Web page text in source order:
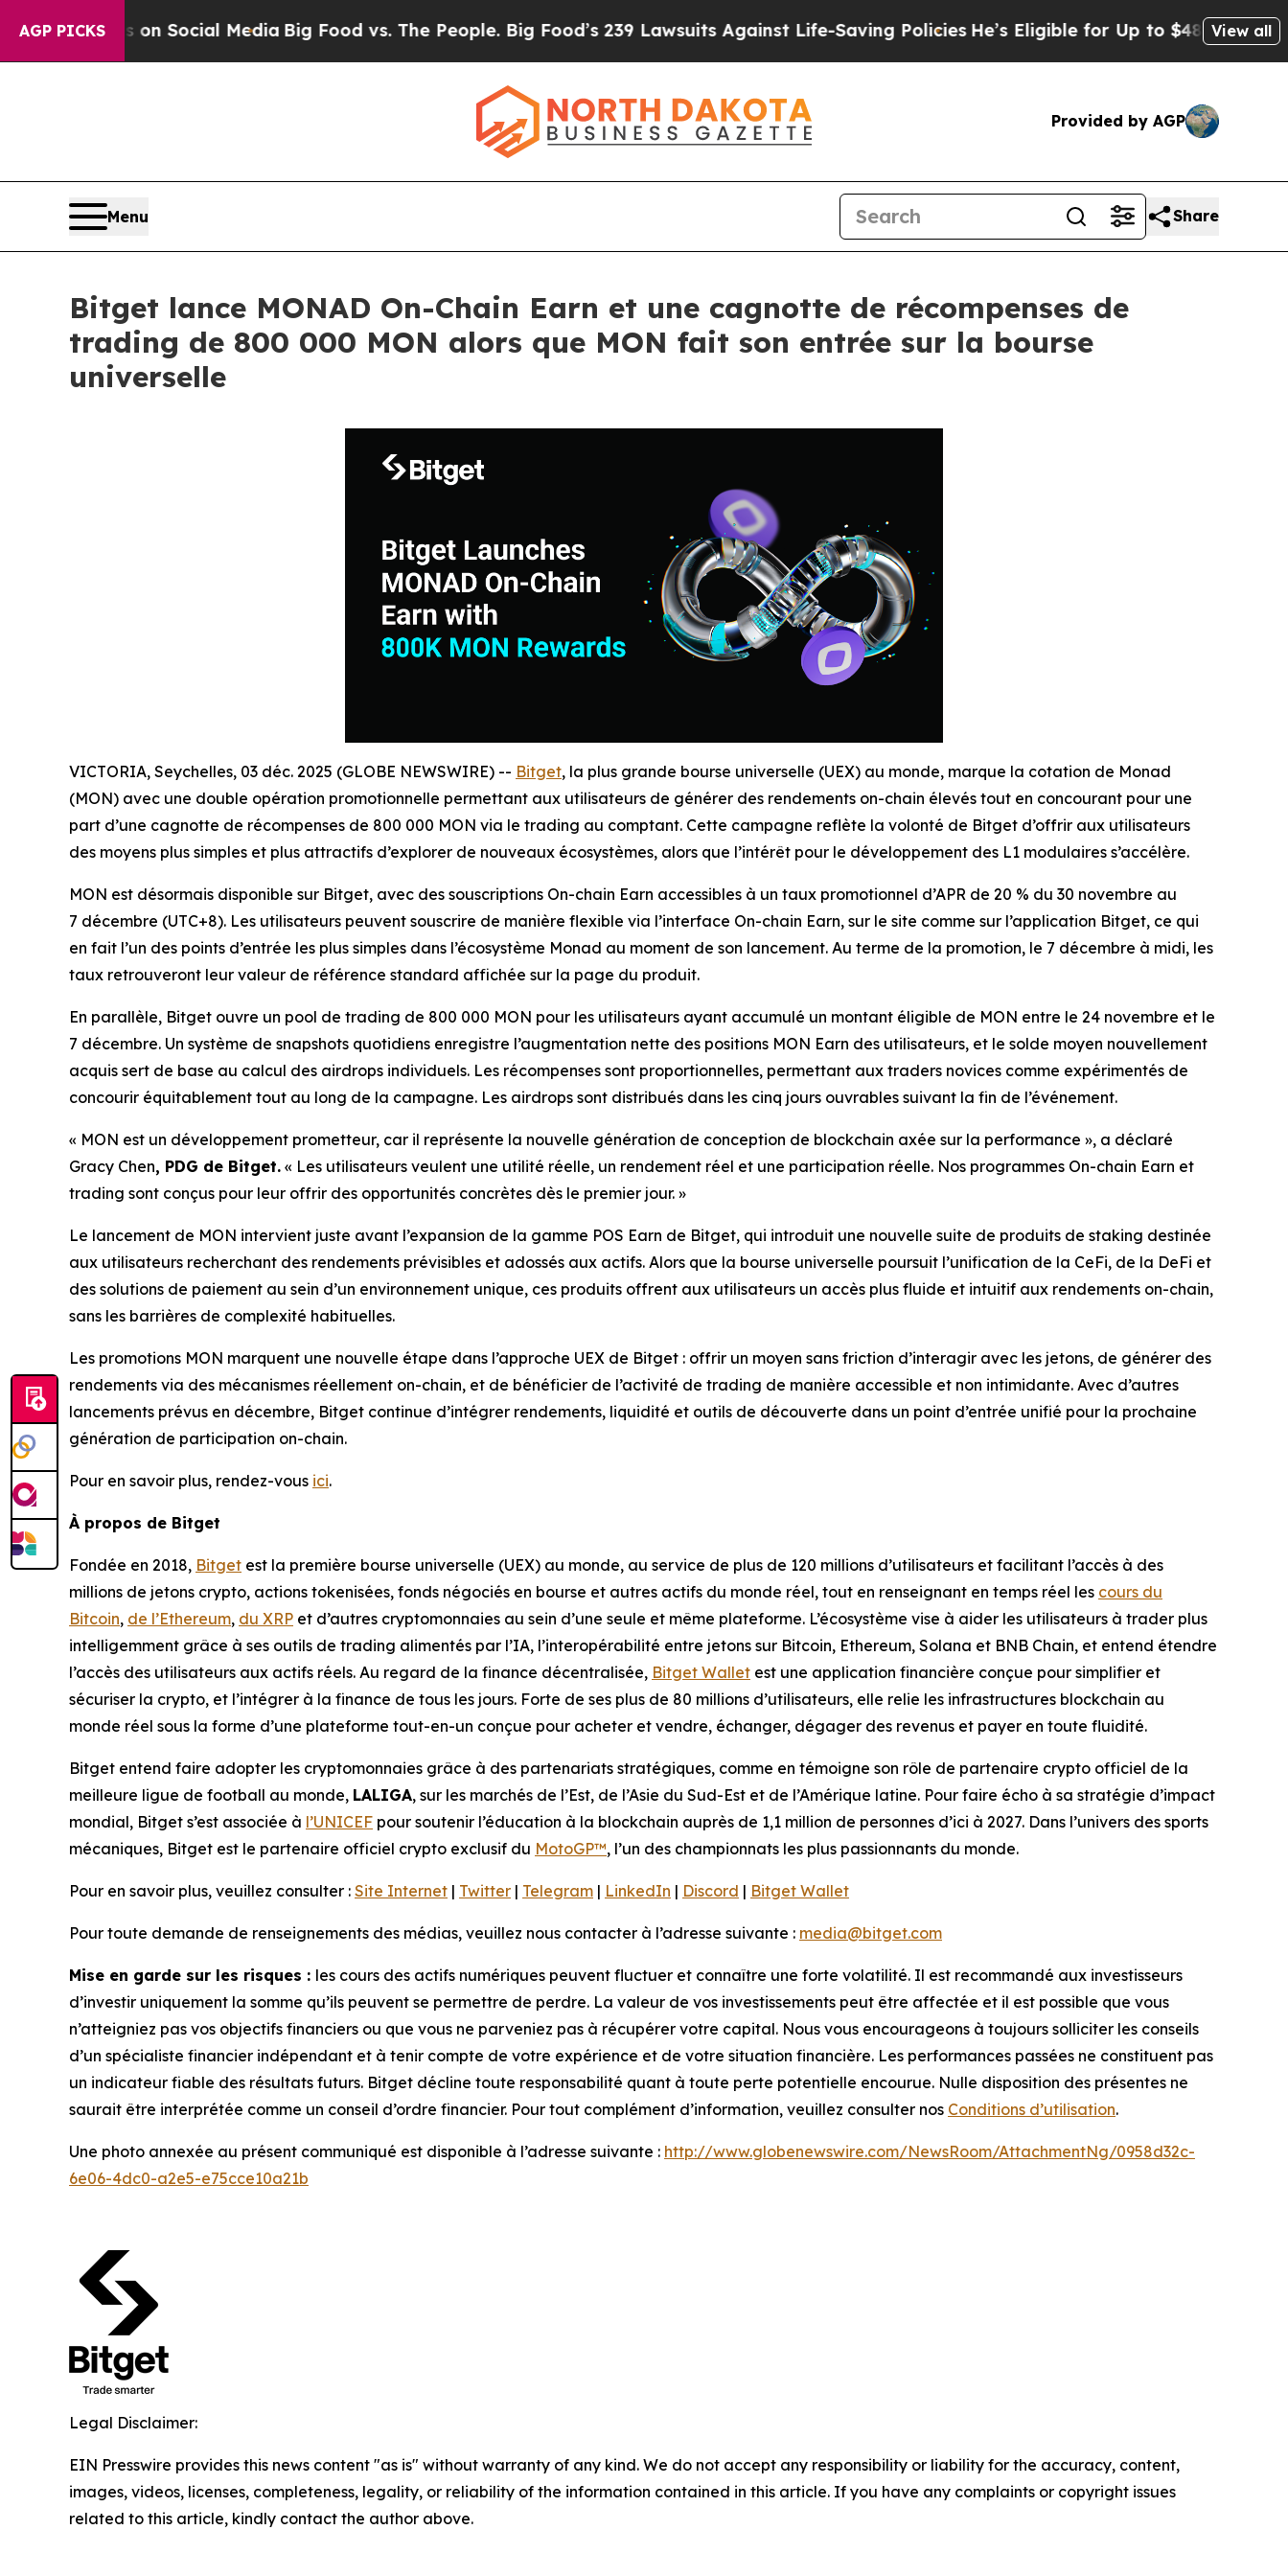
AGP PICKS
on Social MediaBig Food vs. The People. Big Food’s 239 Lawsuits Against Life-Saving PoliciesHe’s Eligible for Up to $480,000 After Being
View all
Provided by AGP
Menu Share
Bitget lance MONAD On-Chain Earn et une cagnotte de récompenses de
trading de 800 000 MON alors que MON fait son entrée sur la bourse
universelle
VICTORIA, Seychelles, 03 déc. 2025 (GLOBE NEWSWIRE) -- Bitget, la plus grande bourse universelle (UEX) au monde, marque la cotation de Monad
(MON) avec une double opération promotionnelle permettant aux utilisateurs de générer des rendements on-chain élevés tout en concourant pour une
part d’une cagnotte de récompenses de 800 000 MON via le trading au comptant. Cette campagne reflète la volonté de Bitget d’offrir aux utilisateurs
des moyens plus simples et plus attractifs d’explorer de nouveaux écosystèmes, alors que l’intérêt pour le développement des L1 modulaires s’accélère.
MON est désormais disponible sur Bitget, avec des souscriptions On-chain Earn accessibles à un taux promotionnel d’APR de 20 % du 30 novembre au
7 décembre (UTC+8). Les utilisateurs peuvent souscrire de manière flexible via l’interface On-chain Earn, sur le site comme sur l’application Bitget, ce qui
en fait l’un des points d’entrée les plus simples dans l’écosystème Monad au moment de son lancement. Au terme de la promotion, le 7 décembre à midi, les
taux retrouveront leur valeur de référence standard affichée sur la page du produit.
En parallèle, Bitget ouvre un pool de trading de 800 000 MON pour les utilisateurs ayant accumulé un montant éligible de MON entre le 24 novembre et le
7 décembre. Un système de snapshots quotidiens enregistre l’augmentation nette des positions MON Earn des utilisateurs, et le solde moyen nouvellement
acquis sert de base au calcul des airdrops individuels. Les récompenses sont proportionnelles, permettant aux traders novices comme expérimentés de
concourir équitablement tout au long de la campagne. Les airdrops sont distribués dans les cinq jours ouvrables suivant la fin de l’événement.
« MON est un développement prometteur, car il représente la nouvelle génération de conception de blockchain axée sur la performance », a déclaré
Gracy Chen, PDG de Bitget. « Les utilisateurs veulent une utilité réelle, un rendement réel et une participation réelle. Nos programmes On-chain Earn et
trading sont conçus pour leur offrir des opportunités concrètes dès le premier jour. »
Le lancement de MON intervient juste avant l’expansion de la gamme POS Earn de Bitget, qui introduit une nouvelle suite de produits de staking destinée
aux utilisateurs recherchant des rendements prévisibles et adossés aux actifs. Alors que la bourse universelle poursuit l’unification de la CeFi, de la DeFi et
des solutions de paiement au sein d’un environnement unique, ces produits offrent aux utilisateurs un accès plus fluide et intuitif aux rendements on-chain,
sans les barrières de complexité habituelles.
Les promotions MON marquent une nouvelle étape dans l’approche UEX de Bitget : offrir un moyen sans friction d’interagir avec les jetons, de générer des
rendements via des mécanismes réellement on-chain, et de bénéficier de l’activité de trading de manière accessible et non intimidante. Avec d’autres
lancements prévus en décembre, Bitget continue d’intégrer rendements, liquidité et outils de découverte dans un point d’entrée unifié pour la prochaine
génération de participation on-chain.
Pour en savoir plus, rendez-vous ici.
À propos de Bitget
Fondée en 2018, Bitget est la première bourse universelle (UEX) au monde, au service de plus de 120 millions d’utilisateurs et facilitant l’accès à des
millions de jetons crypto, actions tokenisées, fonds négociés en bourse et autres actifs du monde réel, tout en renseignant en temps réel les cours du
Bitcoin, de l’Ethereum, du XRP et d’autres cryptomonnaies au sein d’une seule et même plateforme. L’écosystème vise à aider les utilisateurs à trader plus
intelligemment grâce à ses outils de trading alimentés par l’IA, l’interopérabilité entre jetons sur Bitcoin, Ethereum, Solana et BNB Chain, et entend étendre
l’accès des utilisateurs aux actifs réels. Au regard de la finance décentralisée, Bitget Wallet est une application financière conçue pour simplifier et
sécuriser la crypto, et l’intégrer à la finance de tous les jours. Forte de ses plus de 80 millions d’utilisateurs, elle relie les infrastructures blockchain au
monde réel sous la forme d’une plateforme tout-en-un conçue pour acheter et vendre, échanger, dégager des revenus et payer en toute fluidité.
Bitget entend faire adopter les cryptomonnaies grâce à des partenariats stratégiques, comme en témoigne son rôle de partenaire crypto officiel de la
meilleure ligue de football au monde, LALIGA, sur les marchés de l’Est, de l’Asie du Sud-Est et de l’Amérique latine. Pour faire écho à sa stratégie d’impact
mondial, Bitget s’est associée à l’UNICEF pour soutenir l’éducation à la blockchain auprès de 1,1 million de personnes d’ici à 2027. Dans l’univers des sports
mécaniques, Bitget est le partenaire officiel crypto exclusif du MotoGP™, l’un des championnats les plus passionnants du monde.
Pour en savoir plus, veuillez consulter : Site Internet | Twitter | Telegram | LinkedIn | Discord | Bitget Wallet
Pour toute demande de renseignements des médias, veuillez nous contacter à l’adresse suivante : media@bitget.com
Mise en garde sur les risques : les cours des actifs numériques peuvent fluctuer et connaître une forte volatilité. Il est recommandé aux investisseurs
d’investir uniquement la somme qu’ils peuvent se permettre de perdre. La valeur de vos investissements peut être affectée et il est possible que vous
n’atteigniez pas vos objectifs financiers ou que vous ne parveniez pas à récupérer votre capital. Nous vous encourageons à toujours solliciter les conseils
d’un spécialiste financier indépendant et à tenir compte de votre expérience et de votre situation financière. Les performances passées ne constituent pas
un indicateur fiable des résultats futurs. Bitget décline toute responsabilité quant à toute perte potentielle encourue. Nulle disposition des présentes ne
saurait être interprétée comme un conseil d’ordre financier. Pour tout complément d’information, veuillez consulter nos Conditions d’utilisation.
Une photo annexée au présent communiqué est disponible à l’adresse suivante : http://www.globenewswire.com/NewsRoom/AttachmentNg/0958d32c-
6e06-4dc0-a2e5-e75cce10a21b
Legal Disclaimer:
EIN Presswire provides this news content "as is" without warranty of any kind. We do not accept any responsibility or liability for the accuracy, content,
images, videos, licenses, completeness, legality, or reliability of the information contained in this article. If you have any complaints or copyright issues
related to this article, kindly contact the author above.